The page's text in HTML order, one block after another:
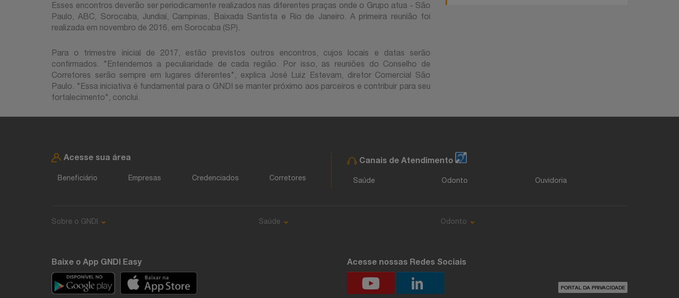
Esses encontros deverão ser periodicamente realizados nas diferentes praças onde o Grupo atua - São
Paulo, ABC, Sorocaba, Jundiaí, Campinas, Baixada Santista e Rio de Janeiro. A primeira reunião foi
realizada em novembro de 2016, em Sorocaba (SP).
Para o trimestre inicial de 2017, estão previstos outros encontros, cujos locais e datas serão
confirmados. "Entendemos a peculiaridade de cada região. Por isso, as reuniões do Conselho de
Corretores serão sempre em lugares diferentes", explica José Luiz Estevam, diretor Comercial São
Paulo. "Essa iniciativa é fundamental para o GNDI se manter próximo aos parceiros e contribuir para seu
fortalecimento", conclui.
Acesse sua área
Beneficiário Empresas Credenciados Corretores
Canais de Atendimento
Saúde Odonto Ouvidoria
Sobre o GNDI Saúde Odonto
Baixe o App GNDI Easy Acesse nossas Redes Sociais
PORTAL DA PRIVACIDADE